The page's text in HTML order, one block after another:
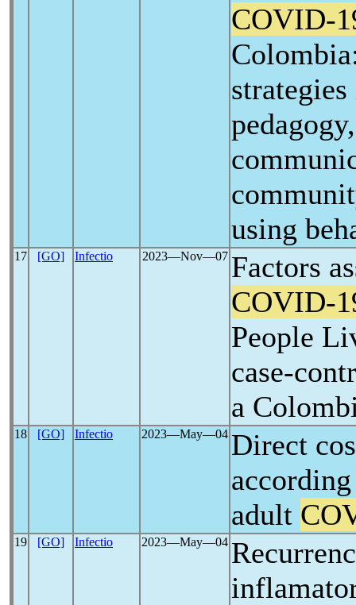
COVID-
using
17 [GO] Infectio 2023―Nov―07 Factors
COVID-
People
case-
a
18 [GO] Infectio 2023―May―04 Direct
adult
19 [GO] Infectio 2023―May―04